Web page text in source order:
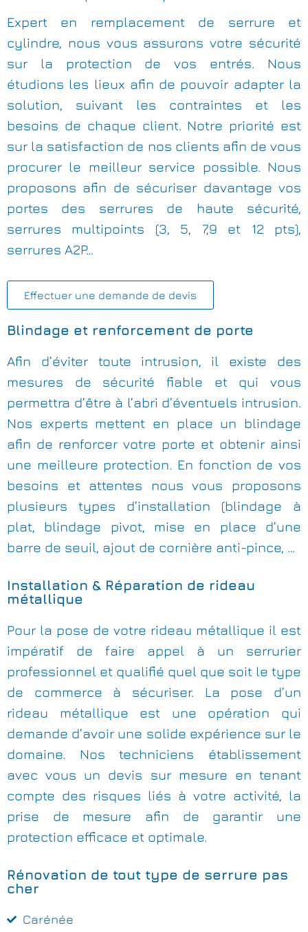
Expert en remplacement de serrure et
cylindre, nous vous assurons votre sécurité
sur la protection de vos entrés. Nous
étudions les lieux afin de pouvoir adapter la
solution, suivant les contraintes et les
besoins de chaque client. Notre priorité est
sur la satisfaction de nos clients afin de vous
procurer le meilleur service possible. Nous
proposons afin de sécuriser davantage vos
portes des serrures de haute sécurité,
serrures multipoints (3, 5, 7,9 et 12 pts),
serrures A2P…
Effectuer une demande de devis
Blindage et renforcement de porte
Afin d’éviter toute intrusion, il existe des
mesures de sécurité fiable et qui vous
permettra d’être à l’abri d’éventuels intrusion.
Nos experts mettent en place un blindage
afin de renforcer votre porte et obtenir ainsi
une meilleure protection. En fonction de vos
besoins et attentes nous vous proposons
plusieurs types d’installation (blindage à
plat, blindage pivot, mise en place d’une
barre de seuil, ajout de cornière anti-pince, …
Installation & Réparation de rideau
métallique
Pour la pose de votre rideau métallique il est
impératif de faire appel à un serrurier
professionnel et qualifié quel que soit le type
de commerce à sécuriser. La pose d’un
rideau métallique est une opération qui
demande d’avoir une solide expérience sur le
domaine. Nos techniciens établissement
avec vous un devis sur mesure en tenant
compte des risques liés à votre activité, la
prise de mesure afin de garantir une
protection efficace et optimale.
Rénovation de tout type de serrure pas
cher
Carénée